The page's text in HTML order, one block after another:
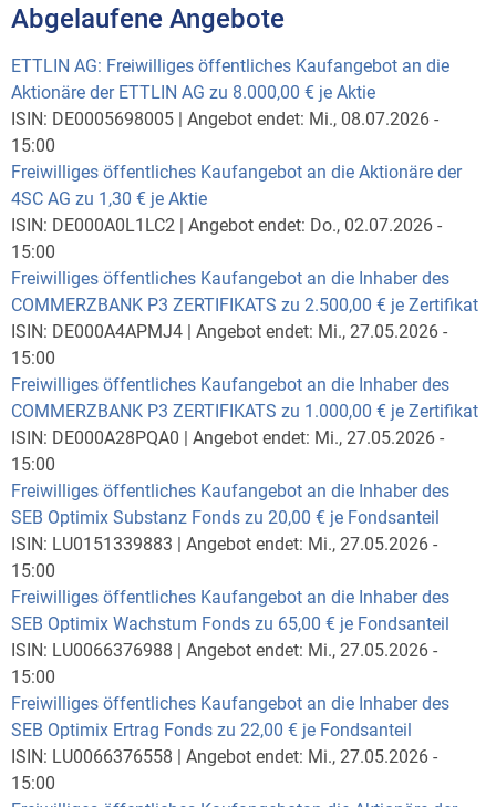
Abgelaufene Angebote
ETTLIN AG: Freiwilliges öffentliches Kaufangebot an die
Aktionäre der ETTLIN AG zu 8.000,00 € je Aktie
ISIN: DE0005698005 | Angebot endet: Mi., 08.07.2026 -
15:00
Freiwilliges öffentliches Kaufangebot an die Aktionäre der
4SC AG zu 1,30 € je Aktie
ISIN: DE000A0L1LC2 | Angebot endet: Do., 02.07.2026 -
15:00
Freiwilliges öffentliches Kaufangebot an die Inhaber des
COMMERZBANK P3 ZERTIFIKATS zu 2.500,00 € je Zertifikat
ISIN: DE000A4APMJ4 | Angebot endet: Mi., 27.05.2026 -
15:00
Freiwilliges öffentliches Kaufangebot an die Inhaber des
COMMERZBANK P3 ZERTIFIKATS zu 1.000,00 € je Zertifikat
ISIN: DE000A28PQA0 | Angebot endet: Mi., 27.05.2026 -
15:00
Freiwilliges öffentliches Kaufangebot an die Inhaber des
SEB Optimix Substanz Fonds zu 20,00 € je Fondsanteil
ISIN: LU0151339883 | Angebot endet: Mi., 27.05.2026 -
15:00
Freiwilliges öffentliches Kaufangebot an die Inhaber des
SEB Optimix Wachstum Fonds zu 65,00 € je Fondsanteil
ISIN: LU0066376988 | Angebot endet: Mi., 27.05.2026 -
15:00
Freiwilliges öffentliches Kaufangebot an die Inhaber des
SEB Optimix Ertrag Fonds zu 22,00 € je Fondsanteil
ISIN: LU0066376558 | Angebot endet: Mi., 27.05.2026 -
15:00